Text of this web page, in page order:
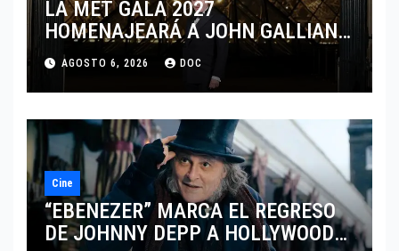
LA MET GALA 2027
HOMENAJEARÁ A JOHN GALLIANO
MARCANDO EL REGRESO DEL REY
DEL DRAMATISMO
AGOSTO 6, 2026 DOC
Cine
“EBENEZER” MARCA EL REGRESO
DE JOHNNY DEPP A HOLLYWOOD